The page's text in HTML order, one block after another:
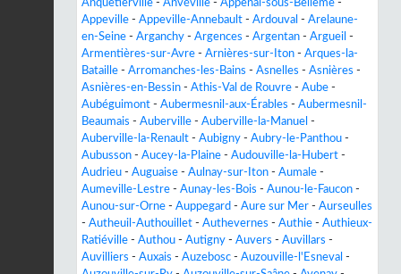
Anquetierville - Anvéville - Appenai-sous-Bellême -
Appeville - Appeville-Annebault - Ardouval - Arelaune-
en-Seine - Arganchy - Argences - Argentan - Argueil -
Armentières-sur-Avre - Arnières-sur-Iton - Arques-la-
Bataille - Arromanches-les-Bains - Asnelles - Asnières -
Asnières-en-Bessin - Athis-Val de Rouvre - Aube -
Aubéguimont - Aubermesnil-aux-Érables - Aubermesnil-
Beaumais - Auberville - Auberville-la-Manuel -
Auberville-la-Renault - Aubigny - Aubry-le-Panthou -
Aubusson - Aucey-la-Plaine - Audouville-la-Hubert -
Audrieu - Auguaise - Aulnay-sur-Iton - Aumale -
Aumeville-Lestre - Aunay-les-Bois - Aunou-le-Faucon -
Aunou-sur-Orne - Auppegard - Aure sur Mer - Aurseulles
- Autheuil-Authouillet - Authevernes - Authie - Authieux-
Ratiéville - Authou - Autigny - Auvers - Auvillars -
Auvilliers - Auxais - Auzebosc - Auzouville-l'Esneval -